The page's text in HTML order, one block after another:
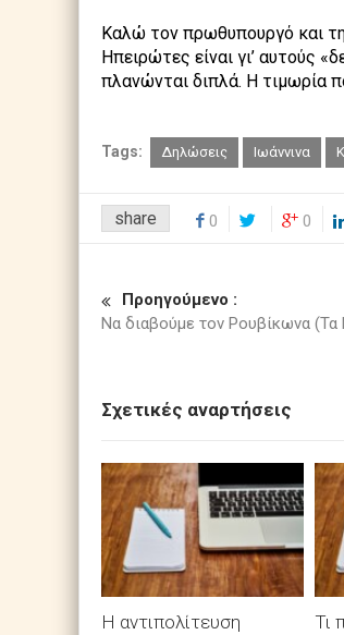
Καλώ τον πρωθυπουργό και
Ηπειρώτες είναι γι’ αυτούς
πλανώνται διπλά. Η τιμωρία
Tags: Δηλώσεις Ιωάννινα
share 0 0
Προηγούμενο :
Να διαβούμε τον Ρουβίκωνα (Τα
Σχετικές αναρτήσεις
Η αντιπολίτευση
Τι